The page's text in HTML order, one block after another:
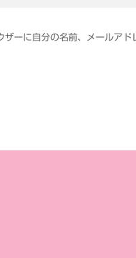
ーに自分の名前、メールアド